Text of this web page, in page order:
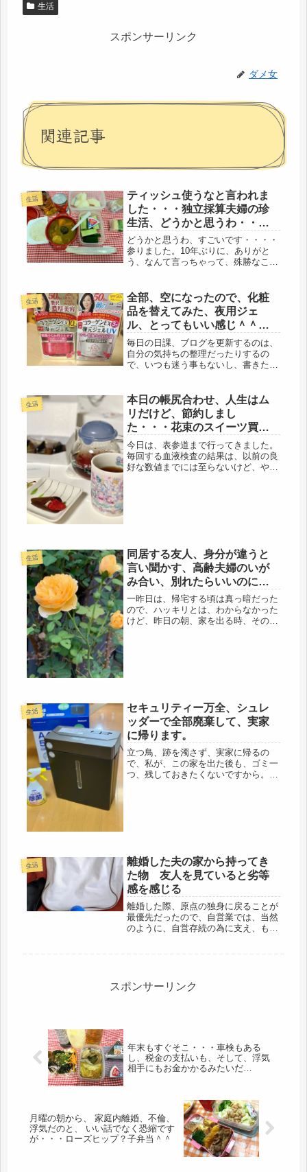
生活
スポンサーリンク
ダメ女
関連記事
生活
ティッシュ使うなと言われま
した・・・独立採算夫婦の珍
生活、どうかと思うわ・・・(´-
ω-`)
どうかと思うわ、すごいです・・・・
参りました。10年ぶりに、ありがと
う、なんて言っちゃって、殊勝なこと
ら帰ってきた際、作業場にバックでト
ラックを入れるのに、珍しく、...
生活
全部、空になったので、化粧
品を替えてみた、夜用ジェ
ル、とってもいい感じ＾＾チ
ンだけで出来る手抜き1品
毎日の日課、ブログを更新するのは、
自分の気持ちの整理だったりするの
で、いつも迷う事もないし、書きたい
しれないです。お金の要ることって、
以前は、さぁ～何を買おうか・・・と
買い物...
生活
本日の帳尻合わせ、人生はム
リだけど、節約しまし
た・・・花束のスイーツ買い
に行く、
今日は、表参道まで行ってきました。
毎回する血液検査の結果は、以前の良
好な数値までには至らないけど、やや
生活
同居する友人、身分が違うと
言い聞かす、高齢夫婦のいが
み合い、別れたらいいのにと
思います。
一昨日は、帰宅する頃は真っ暗だった
ので、ハッキリとは、わからなかった
けど、昨日の朝、家を出る時、その驚
生活
セキュリティー万全、シュレ
ッダーで全部廃棄して、実家
に帰ります。
立つ鳥、跡を濁さず、実家に帰るの
で、私が、この家を出た後も、ゴミ一
つ、残しておきたくないですから。
生活
離婚した夫の家から持ってき
た物 友人を見ていると劣等
感を感じる
離婚した際、原点の独身に戻ることが
最優先だったので、自営業では、当然
のように、自営存続の為に支え、もう
う...
スポンサーリンク
年末もすぐそこ・・・車検もある
し、税金の支払いも、そして、浮気
相手にもお金かかるみたいだ
月曜の朝から、 家庭内離婚、不倫、
浮気だのと、 いい話でなく恐縮です
が・・・ローズヒップ？子弁当＾＾